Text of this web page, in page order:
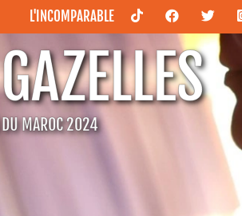
L'INCOMPARABLE
DU MAROC 2024